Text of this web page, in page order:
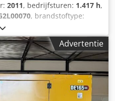
2011, bedrijfsturen: 1.417 h,
, brandstoftype:
3512
14.000 kg
Afmetingen laadruimte:
Amkock Productieland:
DPX voor meer informatie. =
= - Bedieningspaneel
Advertentie